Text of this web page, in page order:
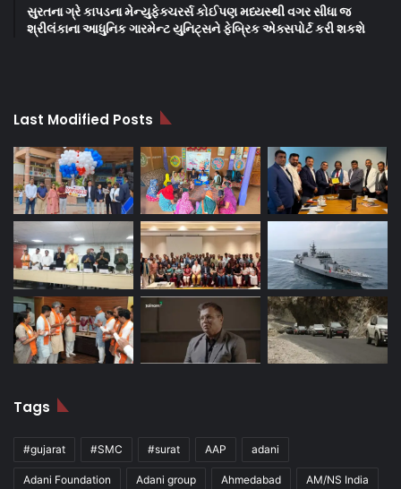
સુરતના ગ્રે કાપડના મેન્યુફેક્ચરર્સ કોઈપણ મધ્યસ્થી વગર સીધા જ
શ્રીલંકાના આધુનિક ગારમેન્ટ યુનિટ્સને ફેબ્રિક એક્સપોર્ટ કરી શકશે
Last Modified Posts
Tags
#gujarat #SMC #surat AAP adani
Adani Foundation Adani group Ahmedabad AM/NS India